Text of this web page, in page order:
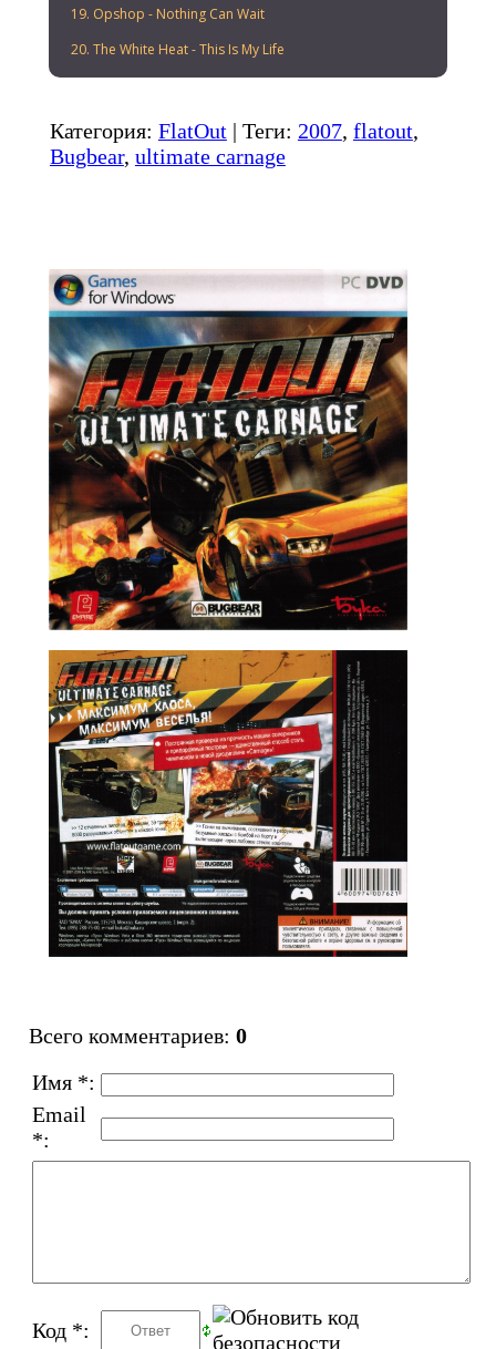
19. Opshop - Nothing Can Wait
20. The White Heat - This Is My Life
Категория: FlatOut| Теги: 2007, flatout,
Bugbear, ultimate carnage
Всего комментариев: 0
Имя *:
Email
*:
Код *: